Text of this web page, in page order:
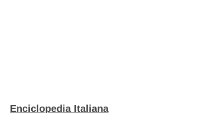
Enciclopedia Italiana